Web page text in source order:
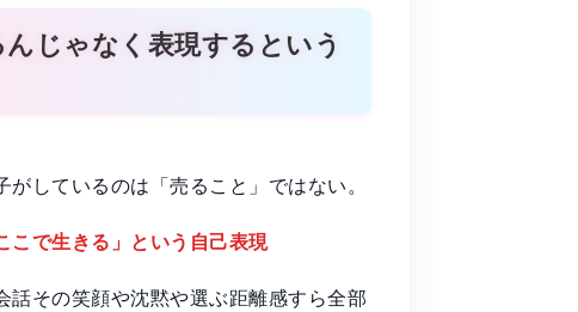
じゃなく表現するという
がしているのは「売ること」ではない。
こで生きる」という自己表現
話その笑顔や沈黙や選ぶ距離感すら全部